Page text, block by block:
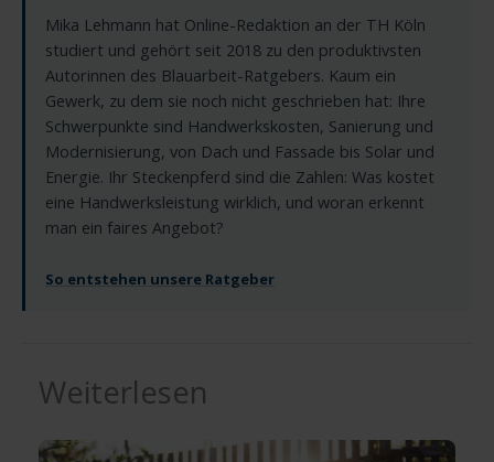
Mika Lehmann hat Online-Redaktion an der TH Köln
studiert und gehört seit 2018 zu den produktivsten
Autorinnen des Blauarbeit-Ratgebers. Kaum ein
Gewerk, zu dem sie noch nicht geschrieben hat: Ihre
Schwerpunkte sind Handwerkskosten, Sanierung und
Modernisierung, von Dach und Fassade bis Solar und
Energie. Ihr Steckenpferd sind die Zahlen: Was kostet
eine Handwerksleistung wirklich, und woran erkennt
man ein faires Angebot?
So entstehen unsere Ratgeber
Weiterlesen